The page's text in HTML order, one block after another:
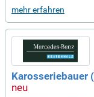
mehr erfahren
Karosseriebauer